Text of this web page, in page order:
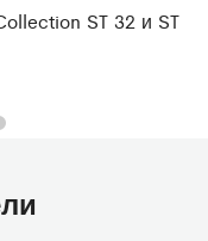
ST 32 и ST